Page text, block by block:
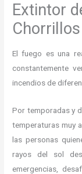
Extintor
Chorrillos
El fuego es una
constantemente
incendios de
Por temporadas y
temperaturas muy
las personas
rayos del sol
emergencias,